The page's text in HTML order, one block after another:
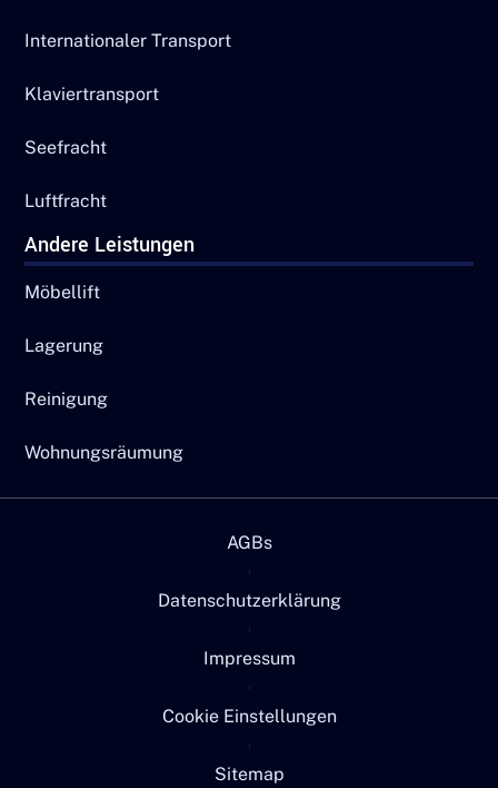
Internationaler Transport
Klaviertransport
Seefracht
Luftfracht
Andere Leistungen
Möbellift
Lagerung
Reinigung
Wohnungsräumung
AGBs
Datenschutzerklärung
Impressum
Cookie Einstellungen
Sitemap